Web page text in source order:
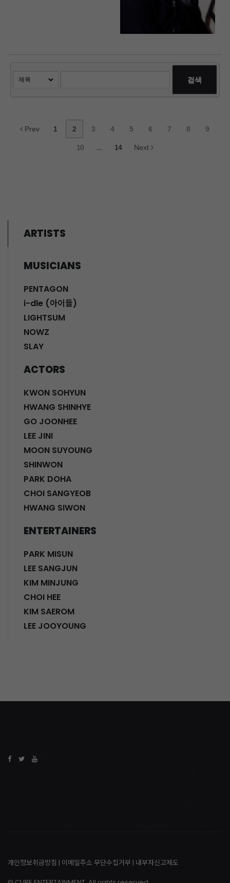
검색
Prev 1 2 3 4 5 6 7 8 9
10 ... 14 Next
ARTISTS
MUSICIANS
PENTAGON
i-dle (아이들)
LIGHTSUM
NOWZ
SLAY
ACTORS
KWON SOHYUN
HWANG SHINHYE
GO JOONHEE
LEE JINI
MOON SUYOUNG
SHINWON
PARK DOHA
CHOI SANGYEOB
HWANG SIWON
ENTERTAINERS
PARK MISUN
LEE SANGJUN
KIM MINJUNG
CHOI HEE
KIM SAEROM
LEE JOOYOUNG
개인정보취급방침 | 이메일주소 무단수집거부 | 내부자신고제도